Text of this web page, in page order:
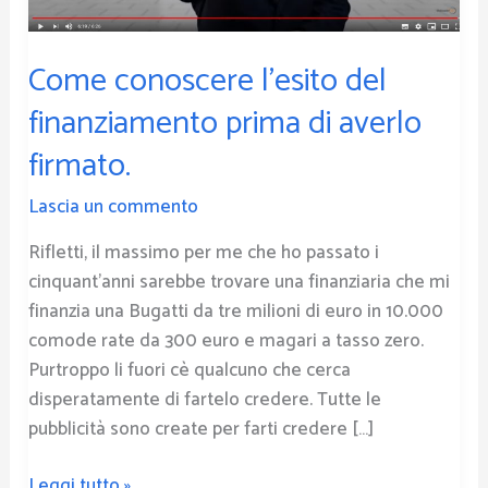
Come conoscere l’esito del
finanziamento prima di averlo
firmato.
Lascia un commento
Rifletti, il massimo per me che ho passato i
cinquant’anni sarebbe trovare una finanziaria che mi
finanzia una Bugatti da tre milioni di euro in 10.000
comode rate da 300 euro e magari a tasso zero.
Purtroppo li fuori cè qualcuno che cerca
disperatamente di fartelo credere. Tutte le
pubblicità sono create per farti credere […]
firmato.